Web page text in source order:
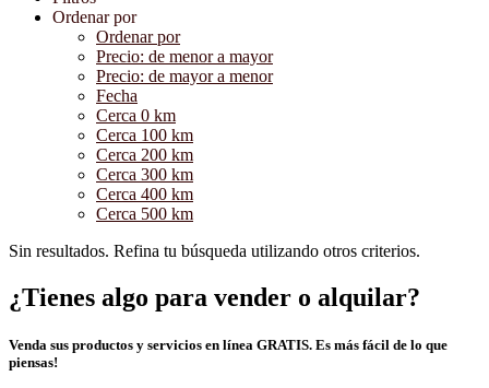
Ordenar por
Ordenar por
Precio: de menor a mayor
Precio: de mayor a menor
Fecha
Cerca 0 km
Cerca 100 km
Cerca 200 km
Cerca 300 km
Cerca 400 km
Cerca 500 km
Sin resultados. Refina tu búsqueda utilizando otros criterios.
¿Tienes algo para vender o alquilar?
Venda sus productos y servicios en línea GRATIS. Es más fácil de lo que
piensas!